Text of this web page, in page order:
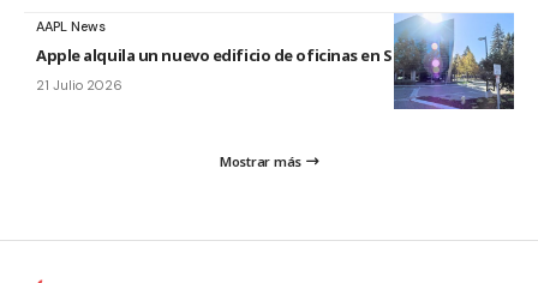
AAPL News
Apple alquila un nuevo edificio de oficinas en Sunnyvale
21 Julio 2026
Mostrar más